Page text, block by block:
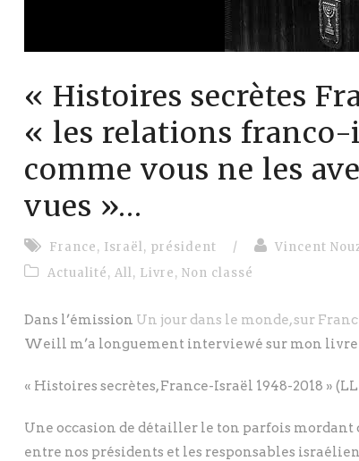
« Histoires secrètes
« les relations franco-
comme vous ne les
vues »…
France, Israël, président / Vincent
Actualité, All, Livre, Non classé
Dans l’émission Un jour dans le monde, sur
Weill m’a longuement interviewé sur mon livre
« Histoires secrètes, France-Israël 1948-2018 »
Une occasion de détailler le ton parfois mordant
entre nos présidents et les responsables